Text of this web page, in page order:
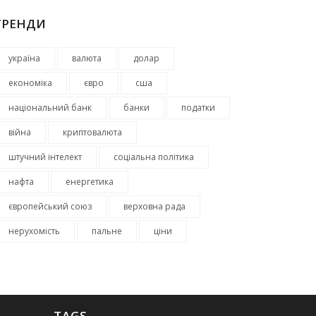
україна валюта долар
економіка євро сша
національний банк банки податки
війна криптовалюта
штучний інтелект соціальна політика
нафта енергетика
європейський союз верховна рада
нерухомість пальне ціни